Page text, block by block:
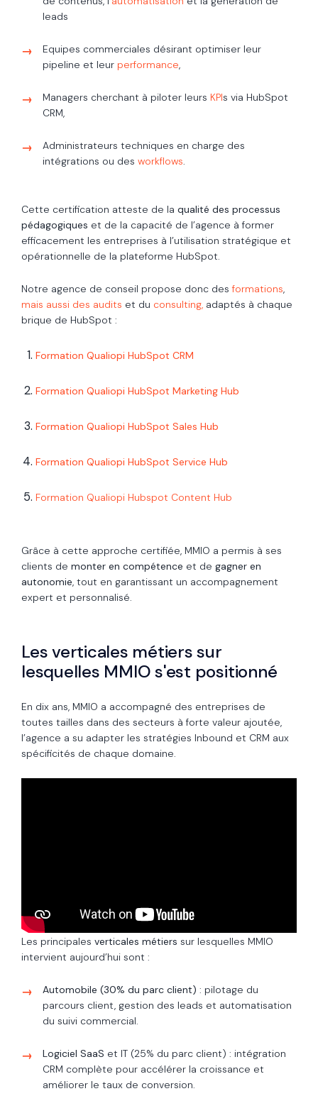
leads
Equipes commerciales désirant optimiser leur
pipeline et leur performance,
Managers cherchant à piloter leurs KPIs via HubSpot
CRM,
Administrateurs techniques en charge des
intégrations ou des workflows.
Cette certification atteste de la qualité des processus
pédagogiques et de la capacité de l’agence à former
efficacement les entreprises à l’utilisation stratégique et
opérationnelle de la plateforme HubSpot.
Notre agence de conseil propose donc des formations,
mais aussi des audits et du consulting, adaptés à chaque
brique de HubSpot :
Formation Qualiopi HubSpot CRM
Formation Qualiopi HubSpot Marketing Hub
Formation Qualiopi HubSpot Sales Hub
Formation Qualiopi HubSpot Service Hub
Formation Qualiopi Hubspot Content Hub
Grâce à cette approche certifiée, MMIO a permis à ses
clients de monter en compétence et de gagner en
autonomie, tout en garantissant un accompagnement
expert et personnalisé.
Les verticales métiers sur
lesquelles MMIO s'est positionné
En dix ans, MMIO a accompagné des entreprises de
toutes tailles dans des secteurs à forte valeur ajoutée,
l’agence a su adapter les stratégies Inbound et CRM aux
spécificités de chaque domaine.
Les principales verticales métiers sur lesquelles MMIO
intervient aujourd’hui sont :
Automobile (30% du parc client) : pilotage du
parcours client, gestion des leads et automatisation
du suivi commercial.
Logiciel SaaS et IT (25% du parc client) : intégration
CRM complète pour accélérer la croissance et
améliorer le taux de conversion.